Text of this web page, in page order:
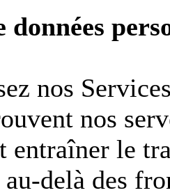
données
nos
nos
entraîner le
delà des